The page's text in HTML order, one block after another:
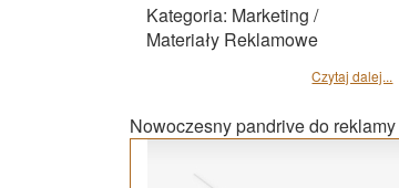
Kategoria: Marketing /
Materiały Reklamowe
Czytaj dalej...
Nowoczesny pandrive do reklamy